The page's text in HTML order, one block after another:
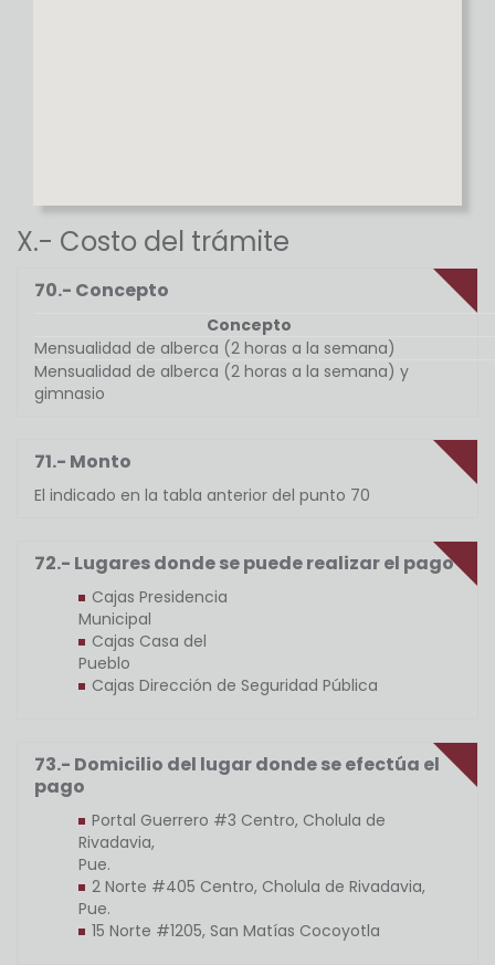
X.- Costo del trámite
70.- Concepto
Concepto
Mensualidad de alberca (2 horas a la semana)
Mensualidad de alberca (2 horas a la semana) y
gimnasio
71.- Monto
El indicado en la tabla anterior del punto 70
72.- Lugares donde se puede realizar el pago
Cajas Presidencia
Municipal
Cajas Casa del
Pueblo
Cajas Dirección de Seguridad Pública
73.- Domicilio del lugar donde se efectúa el
pago
Portal Guerrero #3 Centro, Cholula de
Rivadavia,
Pue.
2 Norte #405 Centro, Cholula de Rivadavia,
Pue.
15 Norte #1205, San Matías Cocoyotla